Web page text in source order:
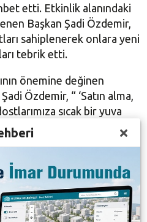
etti. Etkinlik alanındaki
Başkan Şadi Özdemir,
sahiplenerek onlara yeni
tebrik etti.
önemine değinen
Özdemir, “ ‘Satın alma,
sıcak bir yuva
hassasiyet. Bugün burada
destek veren tüm
can dostlara açan
teşekkür ediyorum”